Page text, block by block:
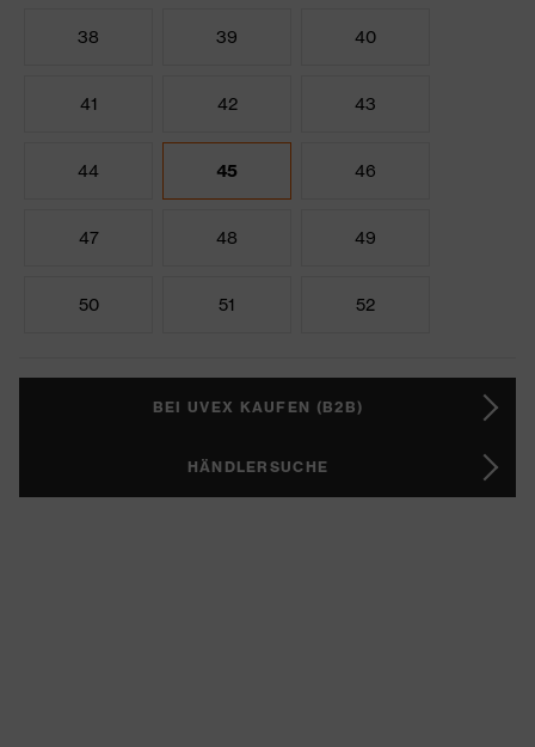
38 39 40
41 42 43
44 45 46
47 48 49
50 51 52
BEI UVEX KAUFEN (B2B)
HÄNDLERSUCHE